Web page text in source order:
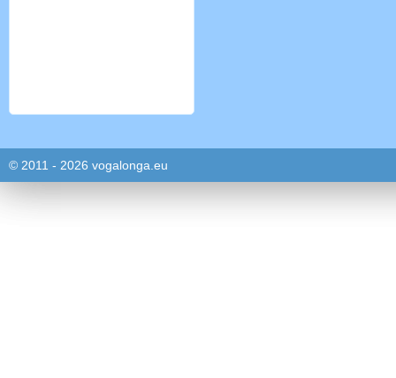
© 2011 - 2026 vogalonga.eu